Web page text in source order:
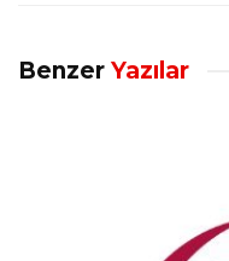
Benzer Yazılar